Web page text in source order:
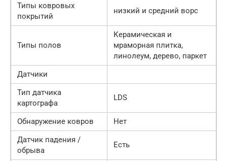
Типы ковровых
покрытий
низкий и средний ворс
Типы полов
Керамическая и
мраморная плитка,
линолеум, дерево, паркет
Датчики
Тип датчика
картографа
LDS
Обнаружение ковров
Нет
Датчик падения /
обрыва
Есть